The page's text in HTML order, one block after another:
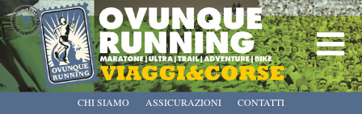
CHI SIAMO
ASSICURAZIONI CONTATTI